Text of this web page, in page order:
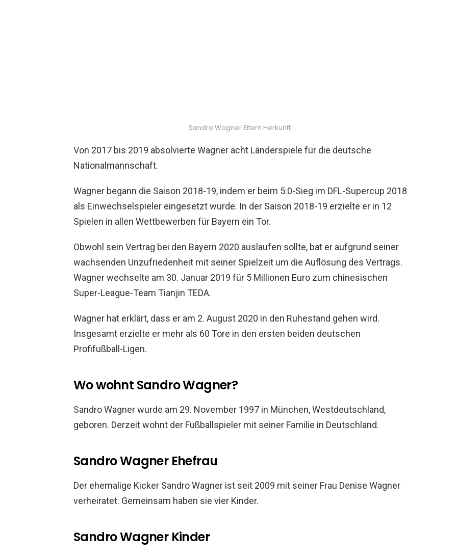
Sandro Wagner Eltern Herkunft
Von 2017 bis 2019 absolvierte Wagner acht Länderspiele für die deutsche
Nationalmannschaft.
Wagner begann die Saison 2018-19, indem er beim 5:0-Sieg im DFL-Supercup 2018
als Einwechselspieler eingesetzt wurde. In der Saison 2018-19 erzielte er in 12
Spielen in allen Wettbewerben für Bayern ein Tor.
Obwohl sein Vertrag bei den Bayern 2020 auslaufen sollte, bat er aufgrund seiner
wachsenden Unzufriedenheit mit seiner Spielzeit um die Auflösung des Vertrags.
Wagner wechselte am 30. Januar 2019 für 5 Millionen Euro zum chinesischen
Super-League-Team Tianjin TEDA.
Wagner hat erklärt, dass er am 2. August 2020 in den Ruhestand gehen wird.
Insgesamt erzielte er mehr als 60 Tore in den ersten beiden deutschen
Profifußball-Ligen.
Wo wohnt Sandro Wagner?
Sandro Wagner wurde am 29. November 1997 in München, Westdeutschland,
geboren. Derzeit wohnt der Fußballspieler mit seiner Familie in Deutschland.
Sandro Wagner Ehefrau
Der ehemalige Kicker Sandro Wagner ist seit 2009 mit seiner Frau Denise Wagner
verheiratet. Gemeinsam haben sie vier Kinder.
Sandro Wagner Kinder